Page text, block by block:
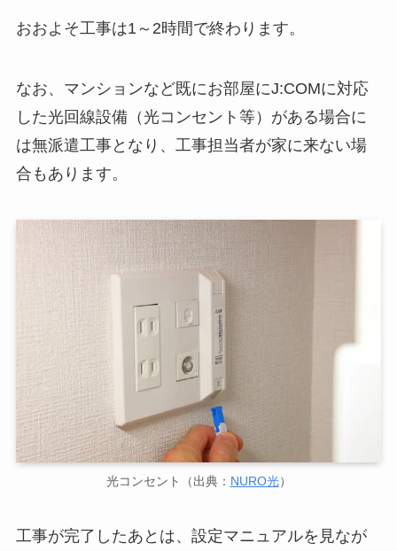
おおよそ工事は1～2時間で終わります。
なお、マンションなど既にお部屋にJ:COMに対応
した光回線設備（光コンセント等）がある場合に
は無派遣工事となり、工事担当者が家に来ない場
合もあります。
光コンセント（出典： NURO光）
工事が完了したあとは、設定マニュアルを見なが